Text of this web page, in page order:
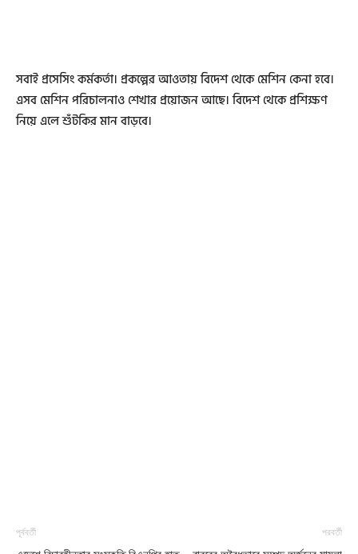
সবাই প্রসেসিং কর্মকর্তা। প্রকল্পের আওতায় বিদেশ থেকে মেশিন কেনা হবে।
এসব মেশিন পরিচালনাও শেখার প্রয়োজন আছে। বিদেশ থেকে প্রশিক্ষণ
নিয়ে এলে শুঁটকির মান বাড়বে।
পূর্ববর্তী পরবর্তী